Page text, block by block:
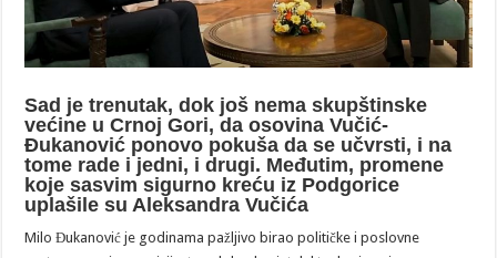
Sad je trenutak, dok još nema skupštinske
većine u Crnoj Gori, da osovina Vučić-
Đukanović ponovo pokuša da se učvrsti, i na
tome rade i jedni, i drugi. Međutim, promene
koje sasvim sigurno kreću iz Podgorice
uplašile su Aleksandra Vučića
Milo Đukanović je godinama pažljivo birao političke i poslovne